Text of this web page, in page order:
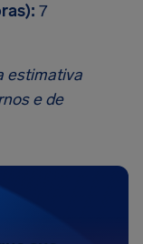
7
estimativa
e de